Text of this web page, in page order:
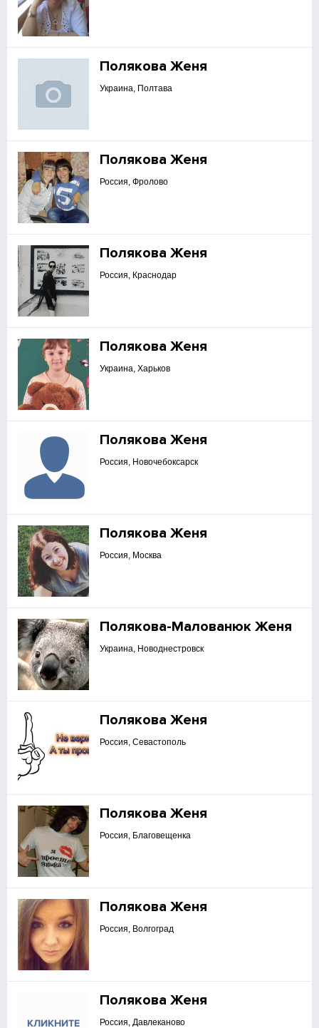
Полякова Женя
Украина, Полтава
Полякова Женя
Россия, Фролово
Полякова Женя
Россия, Краснодар
Полякова Женя
Украина, Харьков
Полякова Женя
Россия, Новочебоксарск
Полякова Женя
Россия, Москва
Полякова-Малованюк Женя
Украина, Новоднестровск
Полякова Женя
Россия, Севастополь
Полякова Женя
Россия, Благовещенка
Полякова Женя
Россия, Волгоград
Полякова Женя
Россия, Давлеканово